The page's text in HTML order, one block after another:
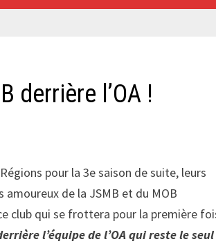
derrière l’OA !
pour la 3e saison de suite, leurs
de la JSMB et du MOB
club qui se frottera pour la première
l’équipe de l’OA qui reste le seul